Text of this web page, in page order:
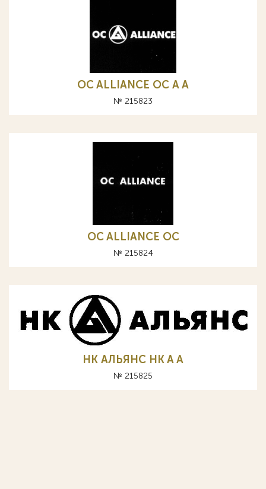
OC ALLIANCE ОС A А
№ 215823
OC ALLIANCE ОС
№ 215824
НК АЛЬЯНС HK A А
№ 215825